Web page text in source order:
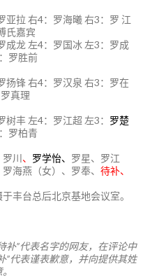
亚拉 右4：罗海曦 右3：罗 江
氏嘉宾
成龙 左4：罗国冰 左3：罗成
罗胜前
扬锋 右4：罗汉泉 右3：罗在
真理
丰 左4：罗江超 左3： 罗楚
罗柏青
罗川、 罗学怡、 罗星、罗江
罗海燕（女）、罗奉、 待补、
丰台总后北京基地会议室。
补”代表名字的网友，在评论中
”代表谨表歉意，并向提供其姓